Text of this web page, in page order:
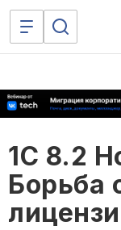
1С 8.2
Борьба